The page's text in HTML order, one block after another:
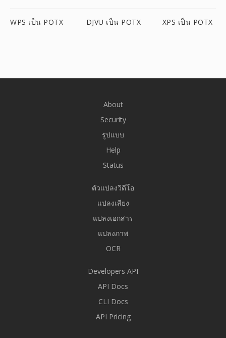
WPS เป็น POTX DJVU เป็น POTX XPS เป็น POTX
About
Security
รูปแบบ
Help
Status
ตัวแปลงวิดีโอ
แปลงเสียง
แปลงเอกสาร
แปลงภาพ
OCR
Developers API
API Docs
CLI Docs
API Pricing